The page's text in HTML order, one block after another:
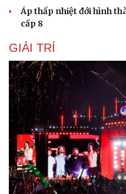
Áp thấp nhiệt đới hình
cấp 8
GIẢI TRÍ